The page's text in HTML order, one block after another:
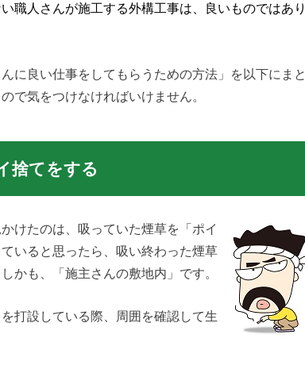
職人さんが施工する外構工事は、良いものではあり
に良い仕事をしてもらうための方法」を以下にまと
で気をつけなければいけません。
捨てをする
けたのは、吸っていた煙草を「ポイ
いると思ったら、吸い終わった煙草
かも、「施主さんの敷地内」です。
打設している際、周囲を確認して生